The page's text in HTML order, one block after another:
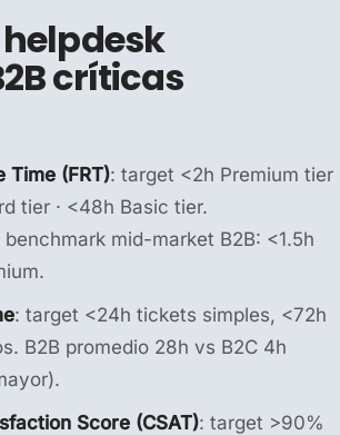
críticas
Time (FRT): target <2h Premium tier
tier · <48h Basic tier.
mid-market B2B: <1.5h
: target <24h tickets simples, <72h
B2B promedio 28h vs B2C 4h
Score (CSAT): target >90%